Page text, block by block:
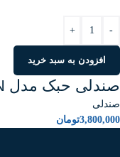
-
+
افزودن به سبد خرید
صندلی حبک مدل CRN کد CH۱۰۲۰
صندلی
3,800,000تومان